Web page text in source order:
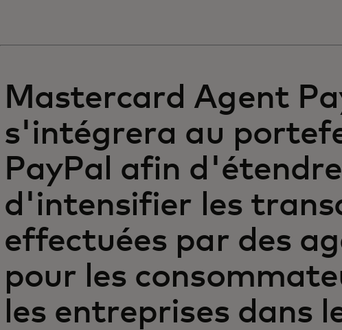
Mastercard Agent
s'intégrera au
PayPal afin
d'intensifier les
effectuées par des
pour les
les entreprises dans